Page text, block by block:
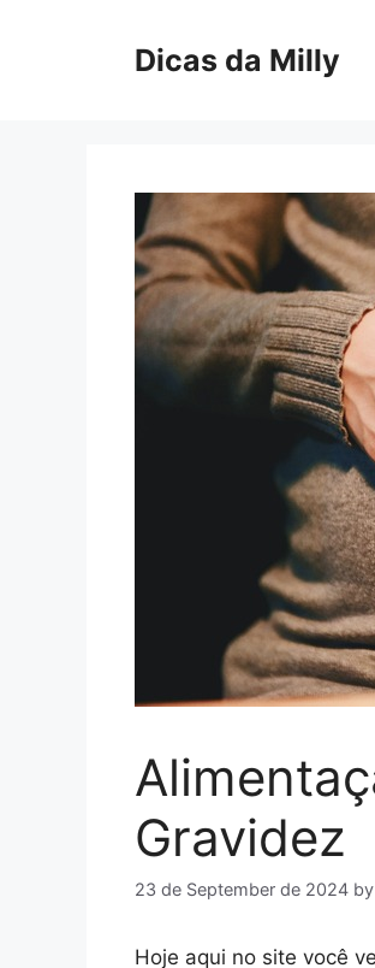
Dicas da Milly
Gravidez
23 de September de 2024 by
Hoje aqui no site você